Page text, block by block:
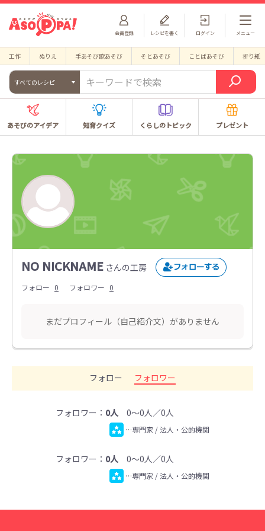
会員登録 ログイン
レシピを書く メニュー
工作 ぬりえ 手あそび歌あそび そとあそび ことばあそび 折り紙
すべてのレシピ
あそびのアイデア 知育クイズ くらしのトピック プレゼント
NO NICKNAME さんの工房
フォロー 0 フォロワー 0
まだプロフィール（自己紹介文）がありません
フォロー フォロワー
フォロワー： 0人0～0人／0人
…専門家 / 法人・公的機関
フォロワー： 0人0～0人／0人
…専門家 / 法人・公的機関